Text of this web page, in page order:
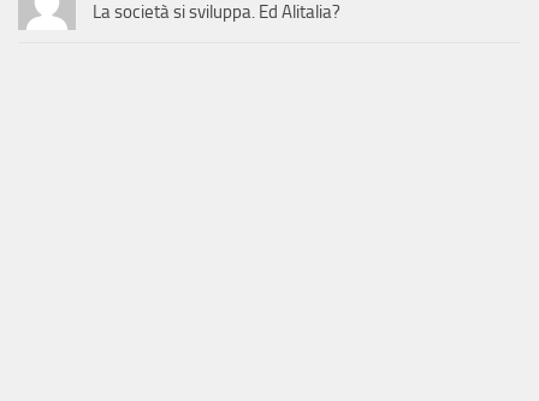
La società si sviluppa. Ed Alitalia?